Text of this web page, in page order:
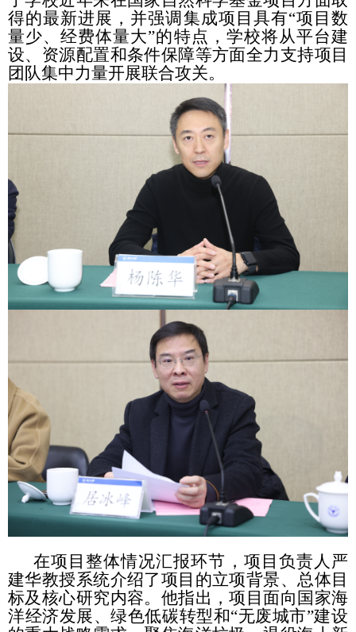
得的最新进展，并强调集成项目具有“项目数
量少、经费体量大”的特点，学校将从平台建
设、资源配置和条件保障等方面全力支持项目
团队集中力量开展联合攻关。
在项目整体情况汇报环节，项目负责人严
建华教授系统介绍了项目的立项背景、总体目
标及核心研究内容。他指出，项目面向国家海
洋经济发展、绿色低碳转型和“无废城市”建设